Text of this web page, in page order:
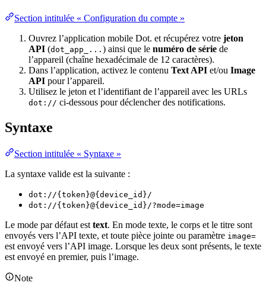
Section intitulée « Configuration du compte »
Ouvrez l’application mobile Dot. et récupérez votre jeton
API (dot_app_... ) ainsi que le numéro de série de
l’appareil (chaîne hexadécimale de 12 caractères).
Dans l’application, activez le contenu Text API et/ou Image
API pour l’appareil.
Utilisez le jeton et l’identifiant de l’appareil avec les URLs
dot:// ci-dessous pour déclencher des notifications.
Syntaxe
Section intitulée « Syntaxe »
La syntaxe valide est la suivante :
dot://{token}@{device_id}/
dot://{token}@{device_id}/?mode=image
Le mode par défaut est text. En mode texte, le corps et le titre sont
envoyés vers l’API texte, et toute pièce jointe ou paramètre image=
est envoyé vers l’API image. Lorsque les deux sont présents, le texte
est envoyé en premier, puis l’image.
Note